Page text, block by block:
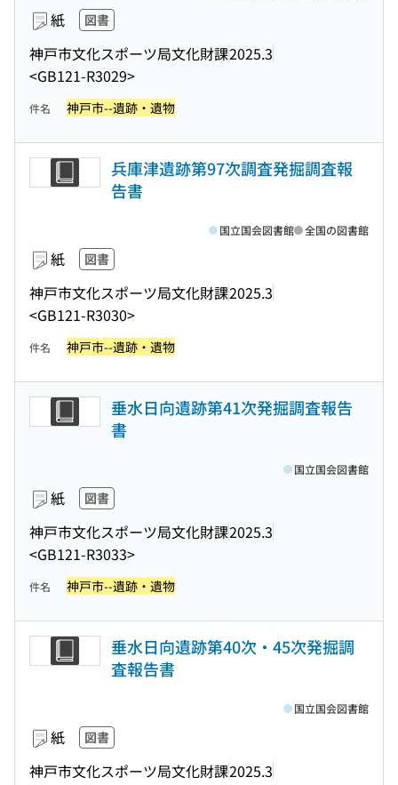
紙 図書
神戸市文化スポーツ局文化財課2025.3
<GB121-R3029>
件名 神戸市--遺跡・遺物
兵庫津遺跡第97次調査発掘調査報
告書
紙 図書
神戸市文化スポーツ局文化財課2025.3
<GB121-R3030>
国立国会図書館 全国の図書館
件名 神戸市--遺跡・遺物
垂水日向遺跡第41次発掘調査報告
書
紙 図書
神戸市文化スポーツ局文化財課2025.3
<GB121-R3033>
国立国会図書館
件名 神戸市--遺跡・遺物
垂水日向遺跡第40次・45次発掘調
査報告書
紙 図書
神戸市文化スポーツ局文化財課2025.3
国立国会図書館